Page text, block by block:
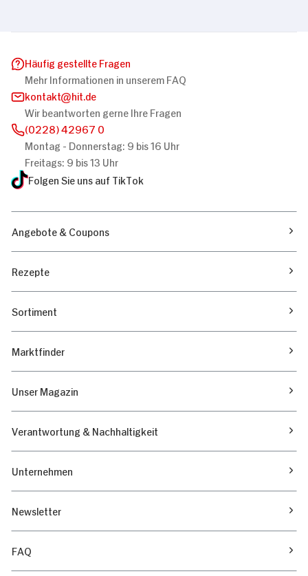
Häufig gestellte Fragen
Mehr Informationen in unserem FAQ
kontakt
hit.de
Wir beantworten gerne Ihre Fragen
(0228) 42967 0
Montag - Donnerstag: 9 bis 16 Uhr
Freitags: 9 bis 13 Uhr
Folgen Sie uns auf TikTok
Angebote & Coupons
Rezepte
Sortiment
Marktfinder
Unser Magazin
Verantwortung & Nachhaltigkeit
Unternehmen
Newsletter
FAQ